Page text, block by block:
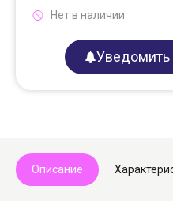
Нет в наличии
Уведомить
Описание